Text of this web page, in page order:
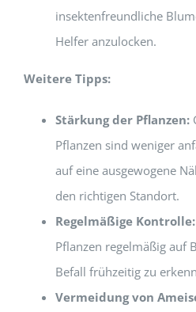
insektenfreundliche
Helfer anzulocken.
Weitere Tipps:
Stärkung der Pflanzen:
Pflanzen sind weniger
auf eine ausgewogene
den richtigen Standort.
Regelmäßige Kontrolle:
Pflanzen regelmäßig auf
Befall frühzeitig zu
Vermeidung von